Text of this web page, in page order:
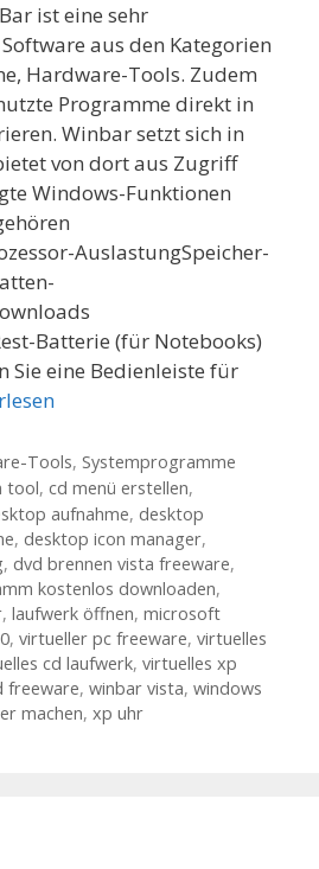
ist eine sehr
aus den Kategorien
Hardware-Tools. Zudem
Programme direkt in
Winbar setzt sich in
von dort aus Zugriff
Windows-Funktionen
AuslastungSpeicher-
Batterie (für Notebooks)
Sie eine Bedienleiste für
Tools, Systemprogramme
tool, cd menü erstellen,
aufnahme, desktop
, desktop icon manager,
, dvd brennen vista freeware,
kostenlos downloaden,
, laufwerk öffnen, microsoft
, virtueller pc freeware, virtuelles
cd laufwerk, virtuelles xp
freeware, winbar vista, windows
machen, xp uhr